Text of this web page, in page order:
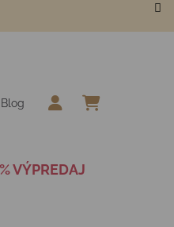
Blog
% VÝPREDAJ